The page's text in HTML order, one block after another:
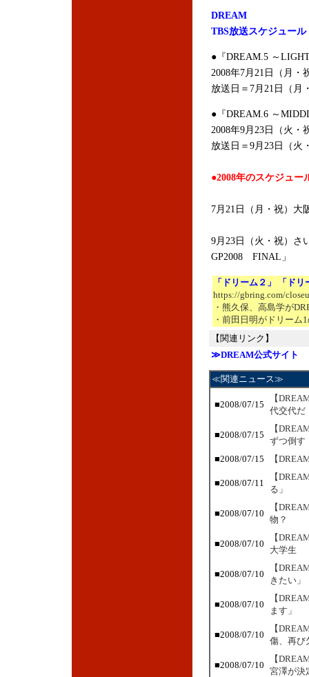
DREAM
TBS放送スケジュール
●『DREAM.5 ～
2008年7月21日（月・
放送日＝7月21日（月
●『DREAM.6 ～
2008年9月23日（火・
放送日＝9月23日（火
●2008年のスケジュー
7月21日（月・祝）
9月23日（火・祝）
GP2008 FINAL」
「ドリーム２」 「ド
https://gbring.com/
・熊久保、高島学が
・前田日明がドリーム
【関連リンク】
≫DREAM公式サイト
≪関連ニュース≫
■2008/07/15
【
代交代だ
■2008/07/15
【
ずつ倒す
■2008/07/15
【
■2008/07/11
【
る」
■2008/07/10
【
物？
■2008/07/10
【
大学生
■2008/07/10
【
きたい」
■2008/07/10
【
ます」
■2008/07/10
【
傷、再
■2008/07/10
【
宮澤が決